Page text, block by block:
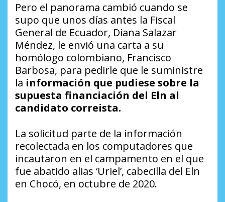
Pero el panorama cambió cuando se
supo que unos días antes la Fiscal
General de Ecuador, Diana Salazar
Méndez, le envió una carta a su
homólogo colombiano, Francisco
Barbosa, para pedirle que le suministre
la información que pudiese sobre la
supuesta financiación del Eln al
candidato correista.
La solicitud parte de la información
recolectada en los computadores que
incautaron en el campamento en el que
fue abatido alias ‘Uriel’, cabecilla del Eln
en Chocó, en octubre de 2020.